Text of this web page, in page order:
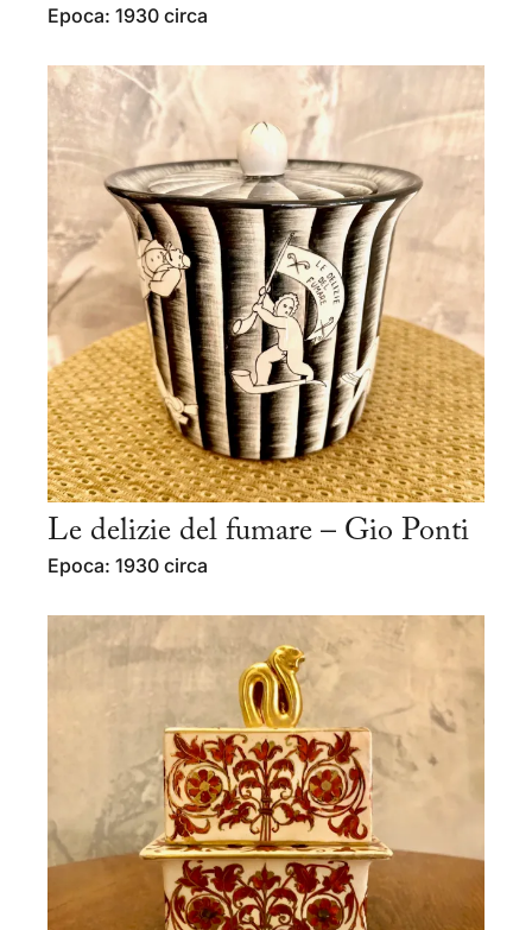
Epoca: 1930 circa
Le delizie del fumare – Gio Ponti
Epoca: 1930 circa